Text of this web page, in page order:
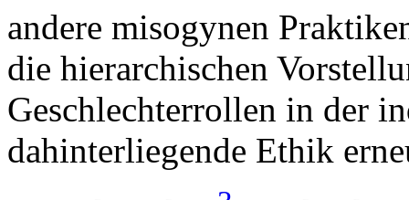
andere misogynen
die hierarchischen
Geschlechterrollen in der
dahinterliegende Ethik